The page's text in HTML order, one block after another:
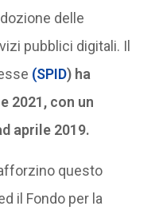
delle
pubblici digitali. Il
(SPID) ha
2021, con un
aprile 2019.
questo
il Fondo per la